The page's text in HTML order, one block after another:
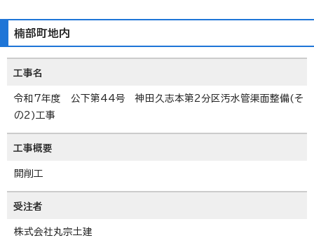
楠部町地内
工事名
令和7年度 公下第44号 神田久志本第2分区汚水管渠面整備(そ
の2)工事
工事概要
開削工
受注者
株式会社丸宗土建